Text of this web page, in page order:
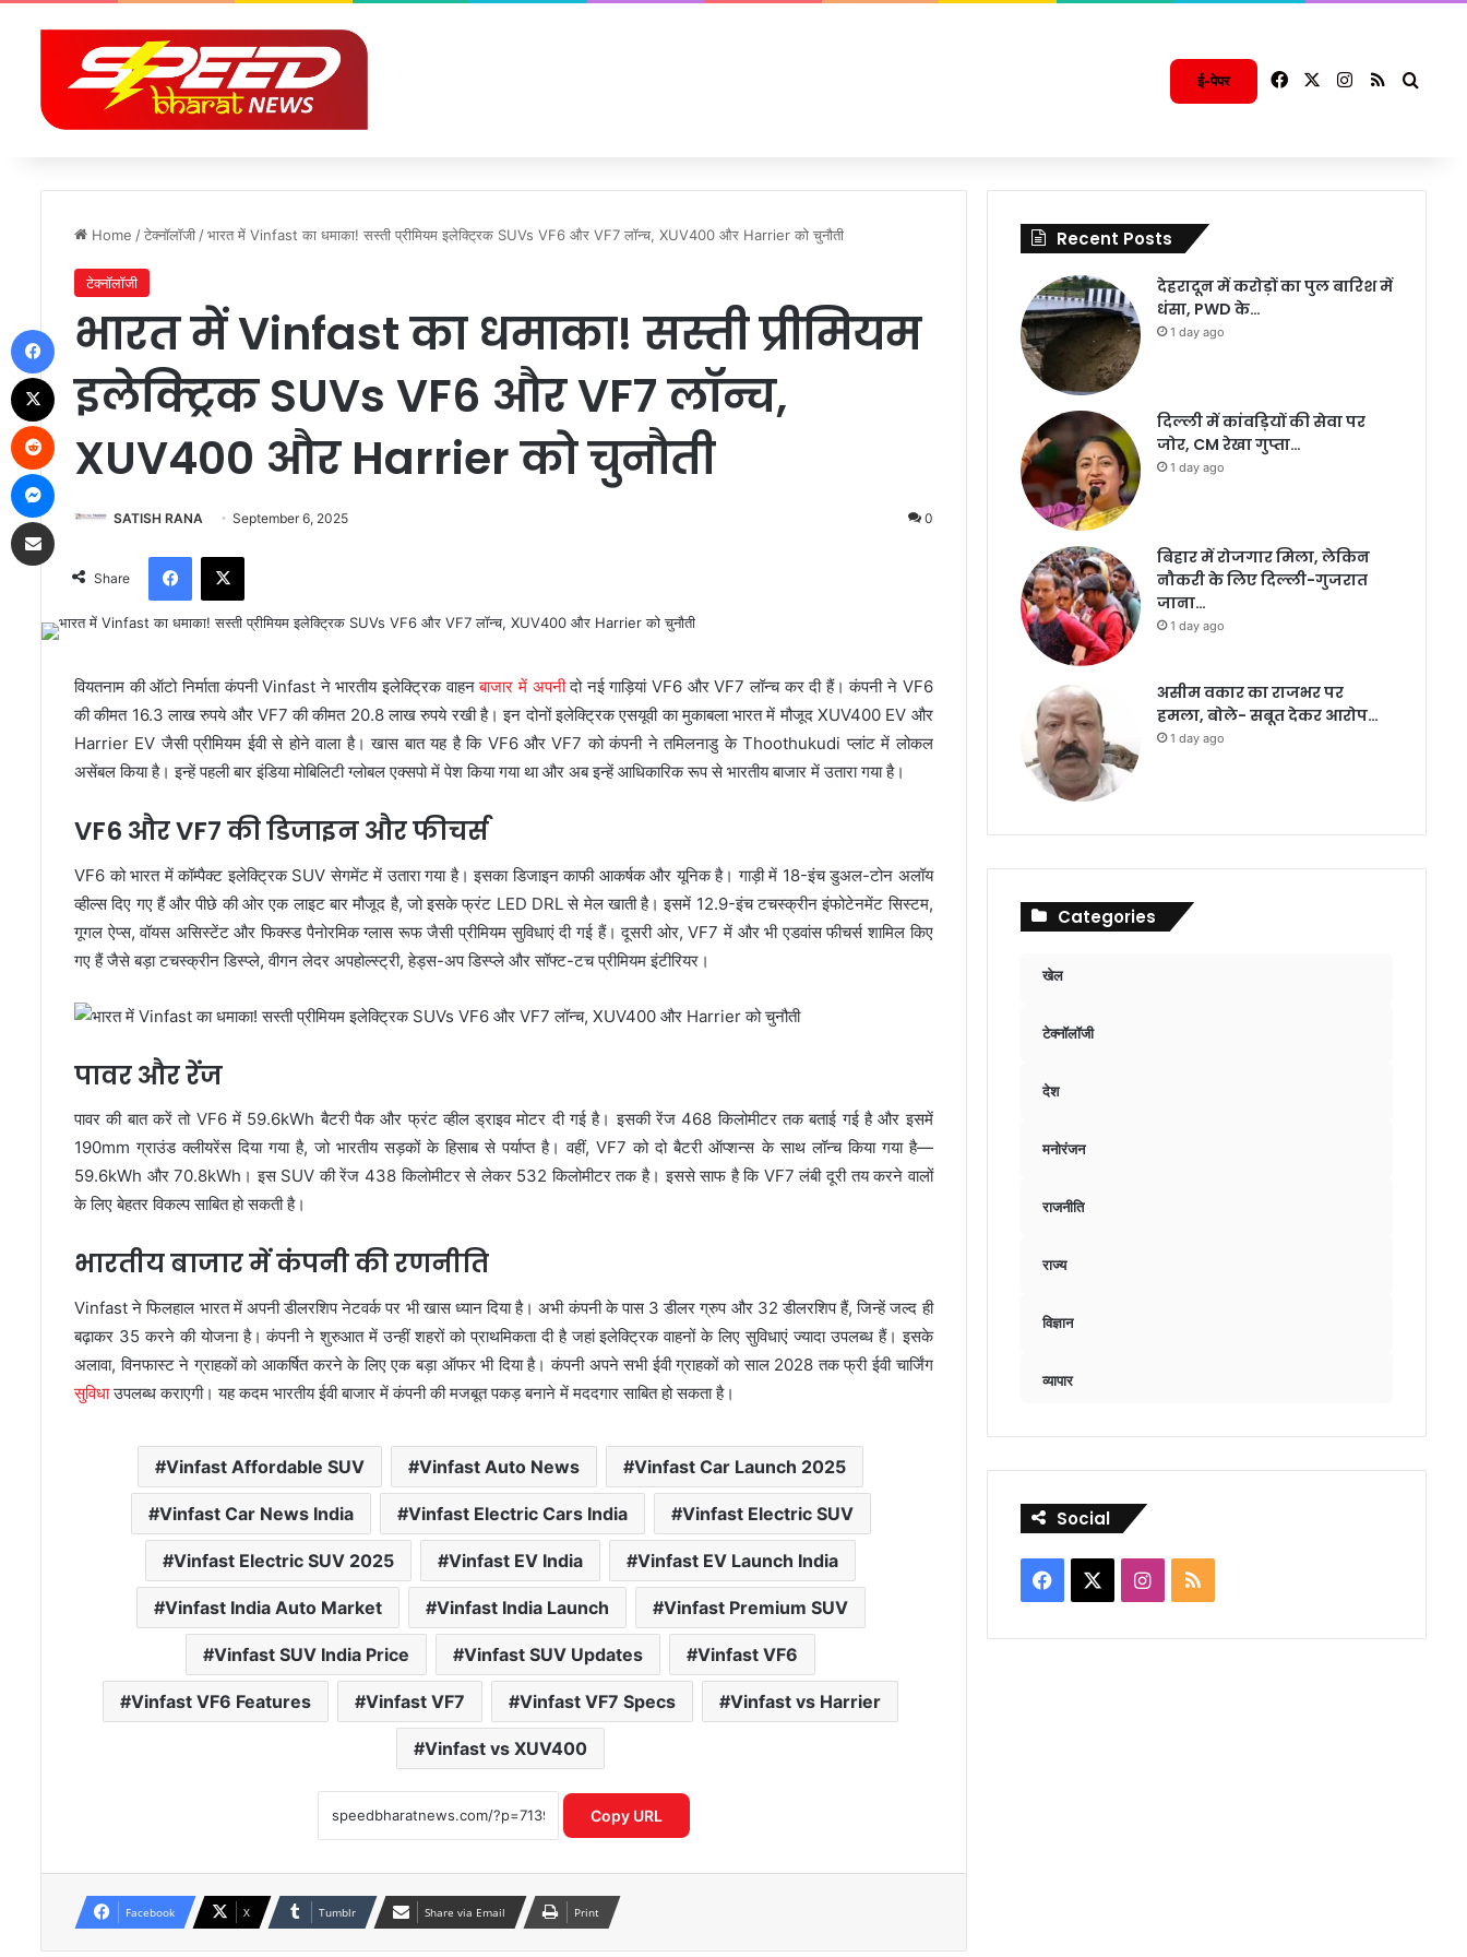
ई-पेपर FacebookInstagram
RSS
Home /टेक्नॉलॉजी /भारत में Vinfast का धमाका! सस्ती प्रीमियम इलेक्ट्रिक SUVs VF6 और VF7 लॉन्च, XUV400 और Harrier को चुनौती
टेक्नॉलॉजी
भारत में Vinfast का धमाका! सस्ती प्रीमियम
इलेक्ट्रिक SUVs VF6 और VF7 लॉन्च,
XUV400 और Harrier को चुनौती
SATISH RANA September 6, 2025 0
Share
Facebook
X
वियतनाम की ऑटो निर्माता कंपनी Vinfast ने भारतीय इलेक्ट्रिक वाहनबाजार में अपनीदो नई गाड़ियां VF6 और VF7 लॉन्च कर दी हैं। कंपनी ने VF6
की कीमत 16.3 लाख रुपये और VF7 की कीमत 20.8 लाख रुपये रखी है। इन दोनों इलेक्ट्रिक एसयूवी का मुकाबला भारत में मौजूद XUV400 EV और
Harrier EV जैसी प्रीमियम ईवी से होने वाला है। खास बात यह है कि VF6 और VF7 को कंपनी ने तमिलनाडु के Thoothukudi प्लांट में लोकल
असेंबल किया है। इन्हें पहली बार इंडिया मोबिलिटी ग्लोबल एक्सपो में पेश किया गया था और अब इन्हें आधिकारिक रूप से भारतीय बाजार में उतारा गया है।
VF6 और VF7 की डिजाइन और फीचर्स
VF6 को भारत में कॉम्पैक्ट इलेक्ट्रिक SUV सेगमेंट में उतारा गया है। इसका डिजाइन काफी आकर्षक और यूनिक है। गाड़ी में 18-इंच डुअल-टोन अलॉय
व्हील्स दिए गए हैं और पीछे की ओर एक लाइट बार मौजूद है, जो इसके फ्रंट LED DRL से मेल खाती है। इसमें 12.9-इंच टचस्क्रीन इंफोटेनमेंट सिस्टम,
गूगल ऐप्स, वॉयस असिस्टेंट और फिक्स्ड पैनोरमिक ग्लास रूफ जैसी प्रीमियम सुविधाएं दी गई हैं। दूसरी ओर, VF7 में और भी एडवांस फीचर्स शामिल किए
गए हैं जैसे बड़ा टचस्क्रीन डिस्प्ले, वीगन लेदर अपहोल्स्ट्री, हेड्स-अप डिस्प्ले और सॉफ्ट-टच प्रीमियम इंटीरियर।
पावर और रेंज
पावर की बात करें तो VF6 में 59.6kWh बैटरी पैक और फ्रंट व्हील ड्राइव मोटर दी गई है। इसकी रेंज 468 किलोमीटर तक बताई गई है और इसमें
190mm ग्राउंड क्लीयरेंस दिया गया है, जो भारतीय सड़कों के हिसाब से पर्याप्त है। वहीं, VF7 को दो बैटरी ऑप्शन्स के साथ लॉन्च किया गया है—
59.6kWh और 70.8kWh। इस SUV की रेंज 438 किलोमीटर से लेकर 532 किलोमीटर तक है। इससे साफ है कि VF7 लंबी दूरी तय करने वालों
के लिए बेहतर विकल्प साबित हो सकती है।
भारतीय बाजार में कंपनी की रणनीति
Vinfast ने फिलहाल भारत में अपनी डीलरशिप नेटवर्क पर भी खास ध्यान दिया है। अभी कंपनी के पास 3 डीलर ग्रुप और 32 डीलरशिप हैं, जिन्हें जल्द ही
बढ़ाकर 35 करने की योजना है। कंपनी ने शुरुआत में उन्हीं शहरों को प्राथमिकता दी है जहां इलेक्ट्रिक वाहनों के लिए सुविधाएं ज्यादा उपलब्ध हैं। इसके
अलावा, विनफास्ट ने ग्राहकों को आकर्षित करने के लिए एक बड़ा ऑफर भी दिया है। कंपनी अपने सभी ईवी ग्राहकों को साल 2028 तक फ्री ईवी चार्जिंग
सुविधाउपलब्ध कराएगी। यह कदम भारतीय ईवी बाजार में कंपनी की मजबूत पकड़ बनाने में मददगार साबित हो सकता है।
Vinfast Affordable SUV Vinfast Auto News Vinfast Car Launch 2025
Vinfast Car News India Vinfast Electric Cars India Vinfast Electric SUV
Vinfast Electric SUV 2025 Vinfast EV India Vinfast EV Launch India
Vinfast India Auto Market Vinfast India Launch Vinfast Premium SUV
Vinfast SUV India Price Vinfast SUV Updates Vinfast VF6
Vinfast VF6 Features Vinfast VF7 Vinfast VF7 Specs Vinfast vs Harrier
Vinfast vs XUV400
Copy URL
Facebook X Tumblr Share via Email Print
गलत UPI ट्रांजेक्शन हो गया? घबराएं नहीं, इन 4
तरीकों से वापस पा सकते हैं अपना पैसा
Recent Posts
देहरादून में करोड़ों का पुल बारिश में
धंसा, PWD के…
1 day ago
दिल्ली में कांवड़ियों की सेवा पर
जोर, CM रेखा गुप्ता…
1 day ago
बिहार में रोजगार मिला, लेकिन
नौकरी के लिए दिल्ली-गुजरात
जाना…
1 day ago
असीम वकार का राजभर पर
हमला, बोले- सबूत देकर आरोप…
1 day ago
Categories
खेल
टेक्नॉलॉजी
देश
मनोरंजन
राजनीति
राज्य
विज्ञान
व्यापार
Social
Facebook Instagram
RSS
Facebook
Messenger
Share via Email